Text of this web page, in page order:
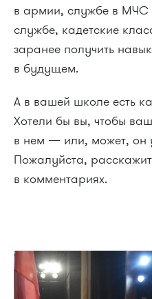
в армии, службе в МЧС
службе, кадетские
заранее получить
в будущем.
А в вашей школе есть
Хотели бы вы, чтобы
в нем — или, может, он
Пожалуйста,
в комментариях.